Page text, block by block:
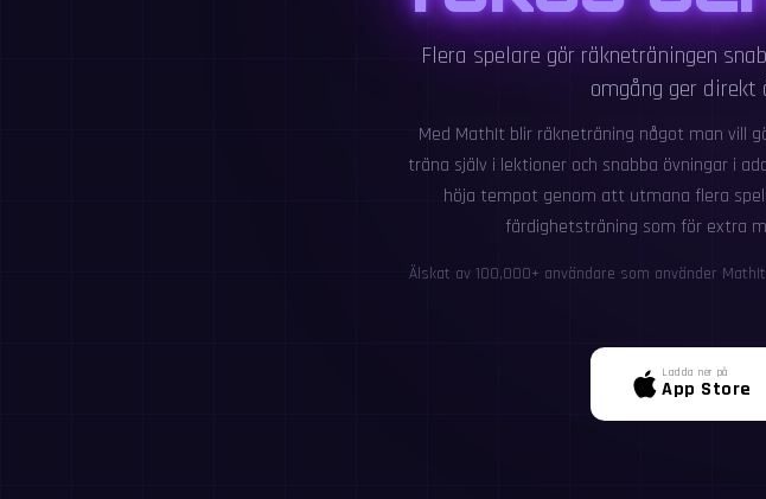
Flera spelare gör räkneträningen
omgång ger direkt
Med MathIt blir räkneträning något man vill
träna själv i lektioner och snabba övningar i
höja tempot genom att utmana flera
färdighetsträning som för extra
Älskat av 100,000+ användare som använder
Ladda ner på
App Store